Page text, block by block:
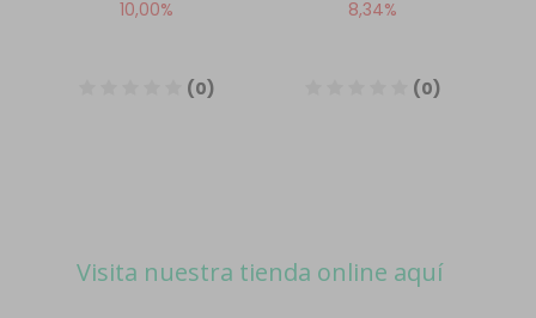
Visita nuestra tienda online aquí